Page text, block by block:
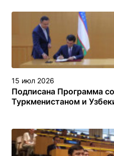
15 июл 2026
Подписана Программа
Туркменистаном и